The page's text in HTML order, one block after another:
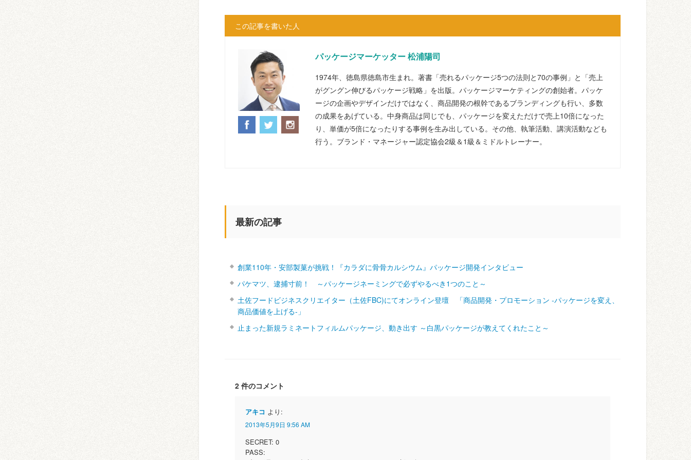
この記事を書いた人
パッケージマーケッター 松浦陽司
1974年、徳島県徳島市生まれ。著書「売れるパッケージ5つの法則と70の事例」と「売上
がグングン伸びるパッケージ戦略」を出版。パッケージマーケティングの創始者。パッケ
ージの企画やデザインだけではなく、商品開発の根幹であるブランディングも行い、多数
の成果をあげている。中身商品は同じでも、パッケージを変えただけで売上10倍になった
り、単価が5倍になったりする事例を生み出している。その他、執筆活動、講演活動なども
行う。ブランド・マネージャー認定協会2級＆1級＆ミドルトレーナー。
最新の記事
創業110年・安部製菓が挑戦！『カラダに骨骨カルシウム』パッケージ開発インタビュー
パケマツ、逮捕寸前！ ～パッケージネーミングで必ずやるべき1つのこと～
土佐フードビジネスクリエイター（土佐FBC)にてオンライン登壇 「商品開発・プロモーション ‐パッケージを変え、
商品価値を上げる‐」
止まった新規ラミネートフィルムパッケージ、動き出す ～白黒パッケージが教えてくれたこと～
2 件のコメント
アキコ より:
2013年5月9日 9:56 AM
SECRET: 0
PASS: